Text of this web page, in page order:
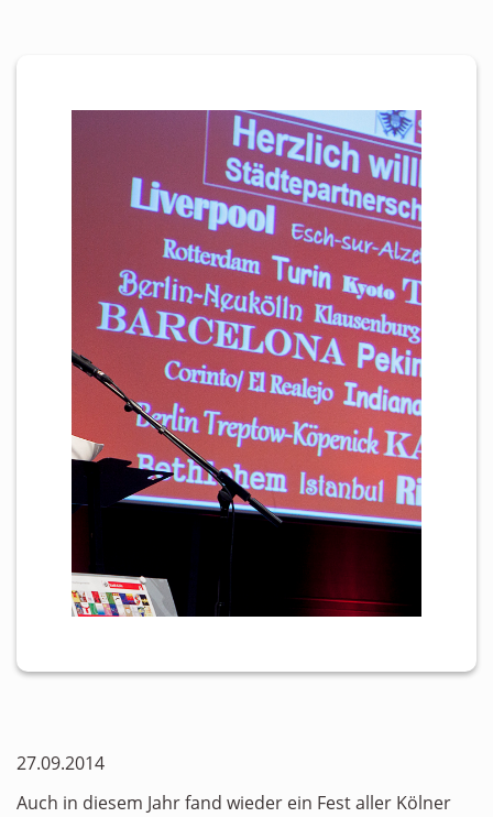
27.09.2014
Auch in diesem Jahr fand wieder ein Fest aller Kölner
Links & Downloads
Satzung
Unsere Spender/Sponsoren
KONTAKT